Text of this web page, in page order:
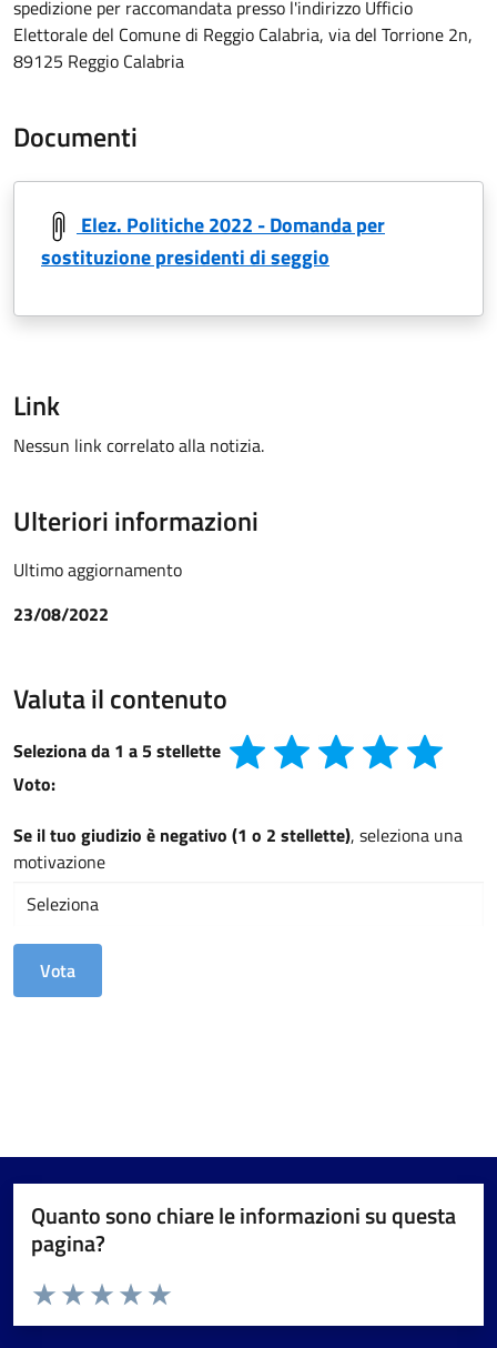
spedizione per raccomandata presso l'indirizzo Ufficio
Elettorale del Comune di Reggio Calabria, via del Torrione 2n,
89125 Reggio Calabria
Documenti
Elez. Politiche 2022 - Domanda per
sostituzione presidenti di seggio
Link
Nessun link correlato alla notizia.
Ulteriori informazioni
Ultimo aggiornamento
23/08/2022
Valuta il contenuto
Seleziona da 1 a 5 stellette
Voto:
Se il tuo giudizio è negativo (1 o 2 stellette), seleziona una
motivazione
Quanto sono chiare le informazioni su questa
pagina?
Valuta da 1 a 5 stelle la pagina
Valuta 5 stelle su 5
Valuta 4 stelle su 5
Valuta 3 stelle su 5
Valuta 2 stelle su 5
Valuta 1 stelle su 5